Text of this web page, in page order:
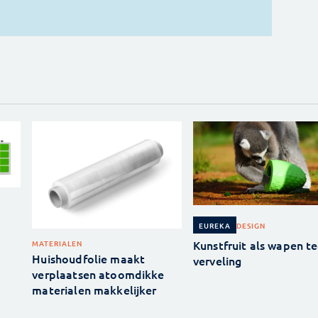
MATERIALEN
Huishoudfolie maakt
verplaatsen atoomdikke
materialen makkelijker
EUREKA DESIGN
Kunstfruit als wapen
verveling